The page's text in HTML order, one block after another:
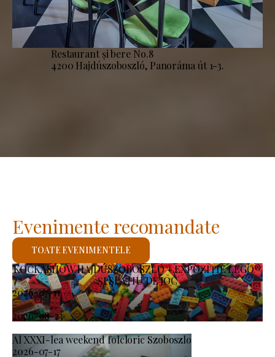
Restaurant și bere No.8
4200 Hajdúszoboszló, Panoráma út 1-3.
KOCKASHOW HAJDÚSZOBOSZLÓ – EXPOZIȚIE LEGO®
ȘI SPAȚIU DE JOC
2026-07-11
-
2026-08-23
Al XXXI-lea weekend folcloric Szoboszlo
2026-07-17
Evenimente recomandate
TOATE EVENIMENTELE